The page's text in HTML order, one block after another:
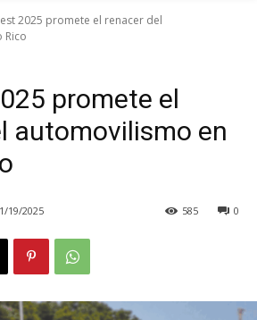
2025 promete el renacer del
Rico
promete el
automovilismo en
19/2025 0
585